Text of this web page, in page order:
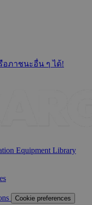
อภาชนะอื่น ๆ ได้!
Equipment Library
Cookie preferences